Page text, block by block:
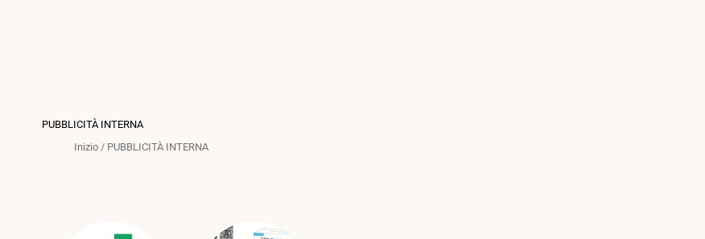
PUBBLICITÀ INTERNA
Inizio / PUBBLICITÀ INTERNA